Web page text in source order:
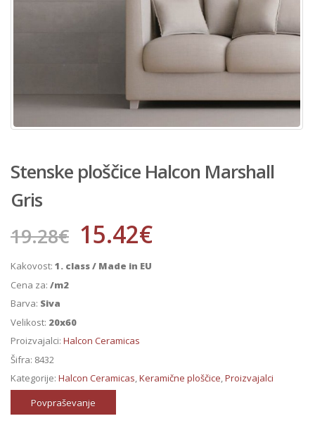
Stenske ploščice Halcon Marshall
Gris
19.28€ 15.42€
Kakovost: 1. class / Made in EU
Cena za: /m2
Barva: Siva
Velikost: 20x60
Proizvajalci: Halcon Ceramicas
Šifra: 8432
Kategorije: Halcon Ceramicas,Keramične ploščice,Proizvajalci
Povpraševanje